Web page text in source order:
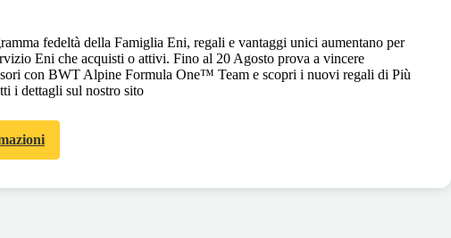
fedeltà della Famiglia Eni, regali e vantaggi unici aumentano per
Eni che acquisti o attivi. Fino al 20 Agosto prova a vincere
con BWT Alpine Formula One™ Team e scopri i nuovi regali di Più
i dettagli sul nostro sito